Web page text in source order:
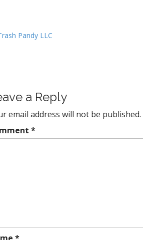
Pandy LLC
a Reply
email address will not be published.
*